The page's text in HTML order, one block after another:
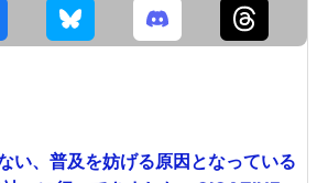
い、普及を妨げる原因となっている